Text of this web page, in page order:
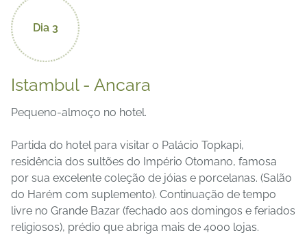
Dia 3
Istambul - Ancara
Pequeno-almoço no hotel.
Partida do hotel para visitar o Palácio Topkapi,
residência dos sultões do Império Otomano, famosa
por sua excelente coleção de jóias e porcelanas. (Salão
do Harém com suplemento). Continuação de tempo
livre no Grande Bazar (fechado aos domingos e feriados
religiosos), prédio que abriga mais de 4000 lojas.